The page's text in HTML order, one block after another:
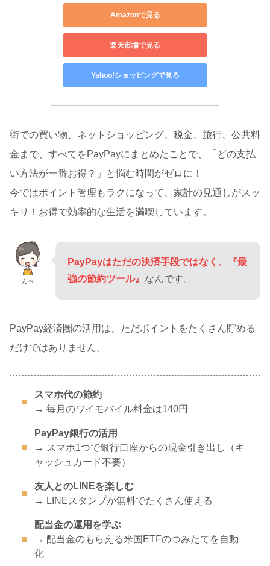
Amazonで見る
楽天市場で見る
Yahoo!ショッピングで見る
街での買い物、ネットショッピング、税金、旅行、公共料
金まで、すべてをPayPayにまとめたことで、「どの支払
い方法が一番お得？」と悩む時間がゼロに！
今ではポイント管理もラクになって、家計の見通しがスッ
キリ！お得で効率的な生活を満喫しています。
んぺ
PayPayはただの決済手段ではなく、『最
強の節約ツール』 なんです。
PayPay経済圏の活用は、ただポイントをたくさん貯める
だけではありません。
スマホ代の節約
→ 毎月のワイモバイル料金は140円
PayPay銀行の活用
→ スマホ1つで銀行口座からの現金引き出し（キ
ャッシュカード不要）
友人とのLINEを楽しむ
→ LINEスタンプが無料でたくさん使える
配当金の運用を学ぶ
→ 配当金のもらえる米国ETFのつみたてを自動
化